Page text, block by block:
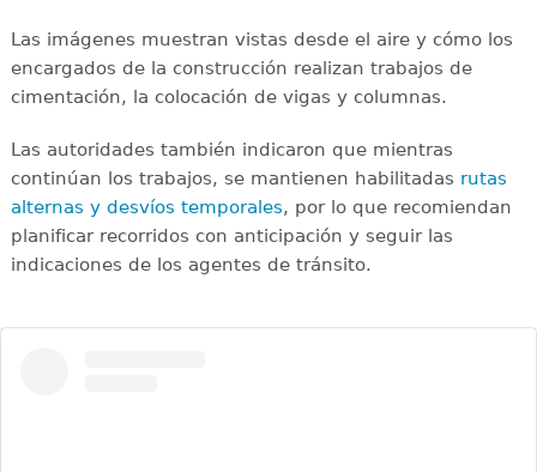
Las imágenes muestran vistas desde el aire y cómo los
encargados de la construcción realizan trabajos de
cimentación, la colocación de vigas y columnas.
Las autoridades también indicaron que mientras
continúan los trabajos, se mantienen habilitadas rutas
alternas y desvíos temporales, por lo que recomiendan
planificar recorridos con anticipación y seguir las
indicaciones de los agentes de tránsito.